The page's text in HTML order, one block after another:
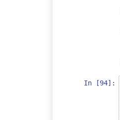
In [94]: